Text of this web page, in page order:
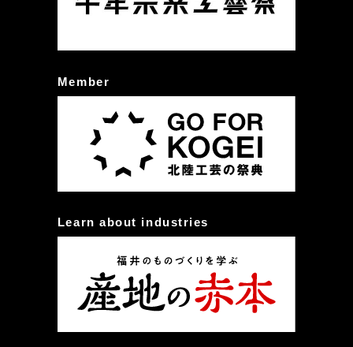
Member
Learn about industries